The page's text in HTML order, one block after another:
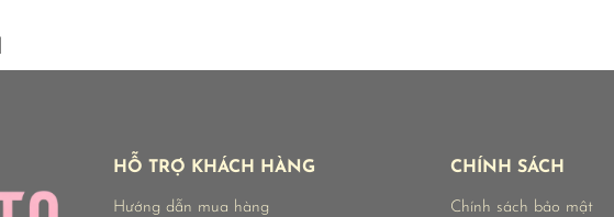
HỖ TRỢ KHÁCH HÀNG
Hướng dẫn mua hàng
CHÍNH SÁCH
Chính sách bảo mật